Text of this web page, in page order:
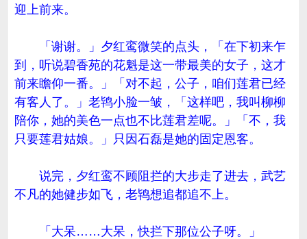
迎上前来。
「谢谢。」夕红鸾微笑的点头，「在下初来乍
到，听说碧香苑的花魁是这一带最美的女子，这才
前来瞻仰一番。」「对不起，公子，咱们莲君已经
有客人了。」老鸨小脸一皱，「这样吧，我叫柳柳
陪你，她的美色一点也不比莲君差呢。」「不，我
只要莲君姑娘。」只因石磊是她的固定恩客。
说完，夕红鸾不顾阻拦的大步走了进去，武艺
不凡的她健步如飞，老鸨想追都追不上。
「大呆……大呆，快拦下那位公子呀。」